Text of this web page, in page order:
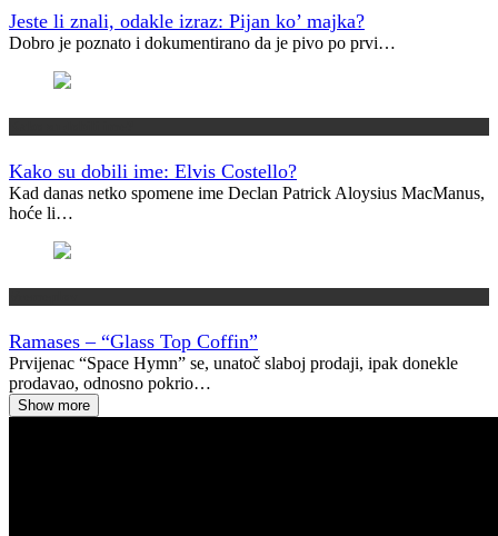
Jeste li znali, odakle izraz: Pijan ko’ majka?
Dobro je poznato i dokumentirano da je pivo po prvi…
Kako su dobili ime: Elvis Costello?
Kad danas netko spomene ime Declan Patrick Aloysius MacManus,
hoće li…
Ramases – “Glass Top Coffin”
Prvijenac “Space Hymn” se, unatoč slaboj prodaji, ipak donekle
prodavao, odnosno pokrio…
Show more